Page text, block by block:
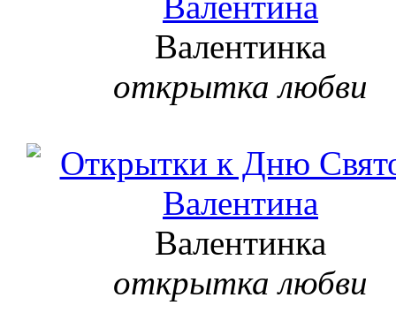
Валентинка
открытка любви
Валентинка
открытка любви